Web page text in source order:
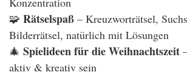
🧩 Rätselspaß – Kreuzworträtsel,
Bilderrätsel, natürlich mit Lösungen
🎄 Spielideen für die Weihnachtszeit
aktiv & kreativ sein